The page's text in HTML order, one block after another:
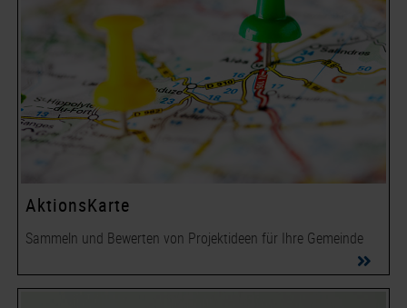
AktionsKarte
Sammeln und Bewerten von Projektideen für Ihre Gemeinde